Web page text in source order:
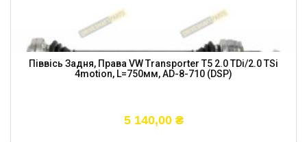
Піввісь Задня, Права VW Transporter T5 2.0 TDi/2.0 TSi
4motion, L=750мм, AD-8-710 (DSP)
5 140,00 ₴